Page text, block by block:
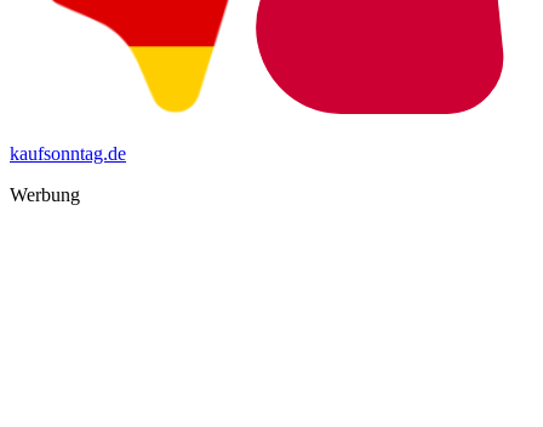
kaufsonntag.de
Werbung